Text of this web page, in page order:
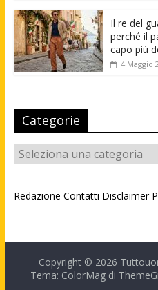
Il re del
perché il
capo più
4 Maggio
Categorie
Categorie
Redazione Contatti Disclaimer
Copyright © 2026
Tema: ColorMag di